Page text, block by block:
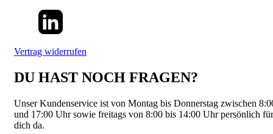
Vertrag widerrufen
DU HAST NOCH FRAGEN?
Unser Kundenservice ist von Montag bis Donnerstag zwischen
und 17:00 Uhr sowie freitags von 8:00 bis 14:00 Uhr persönlich für
dich da.